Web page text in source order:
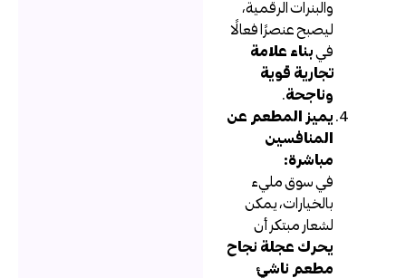
والبنرات الرقمية،
ليصبح عنصرًا فعالًا
بناء علامة
تجارية قوية
وناجحة.
يميز المطعم عن
المنافسين
مباشرة:
في سوق مليء
بالخيارات، يمكن
لشعار مبتكر أن
يحرك عجلة نجاح
مطعم ناشئ